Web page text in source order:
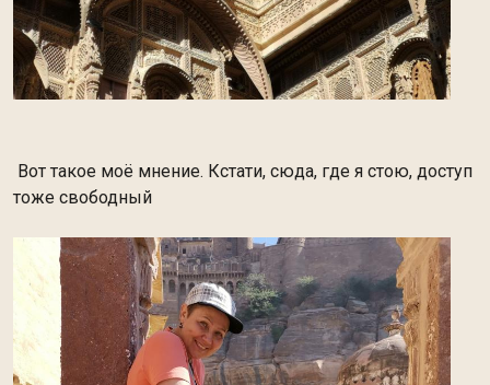
Вот такое моё мнение. Кстати, сюда, где я стою, доступ
тоже свободный